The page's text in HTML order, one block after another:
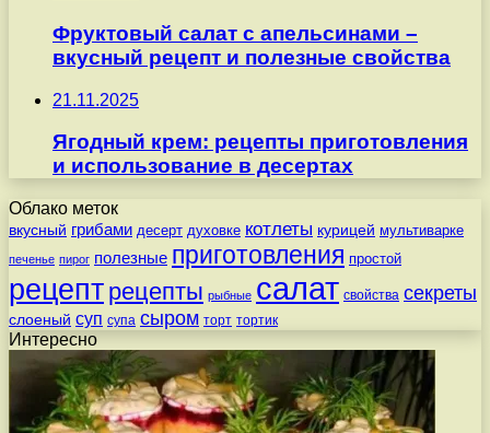
Фруктовый салат с апельсинами –
вкусный рецепт и полезные свойства
21.11.2025
Ягодный крем: рецепты приготовления
и использование в десертах
Облако меток
вкусный грибами десерт духовке котлеты курицей мультиварке
печенье пирог полезные приготовления простой
рецепт рецепты рыбные салат свойства секреты
слоеный суп супа сыром торт тортик
Интересно